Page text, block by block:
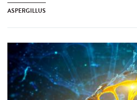
ASPERGILLUS